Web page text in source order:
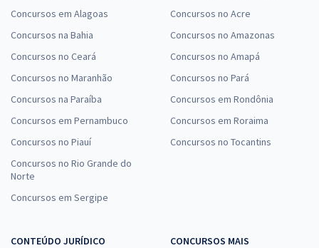
Concursos em Alagoas
Concursos na Bahia
Concursos no Ceará
Concursos no Maranhão
Concursos na Paraíba
Concursos em Pernambuco
Concursos no Piauí
Concursos no Rio Grande do
Norte
Concursos em Sergipe
Concursos no Acre
Concursos no Amazonas
Concursos no Amapá
Concursos no Pará
Concursos em Rondônia
Concursos em Roraima
Concursos no Tocantins
CONTEÚDO JURÍDICO
CONCURSOS MAIS